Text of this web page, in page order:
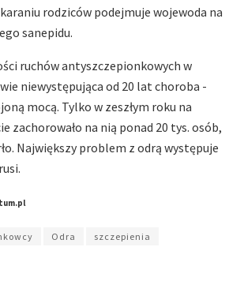
rodziców podejmuje wojewoda na
sanepidu.
ruchów antyszczepionkowych w
niewystępująca od 20 lat choroba -
mocą. Tylko w zeszłym roku na
zachorowało na nią ponad 20 tys. osób,
Największy problem z odrą występuje
Odra
szczepienia